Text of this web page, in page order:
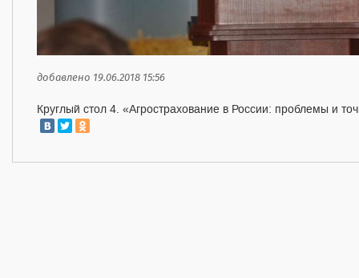
добавлено 19.06.2018 15:56
Круглый стол 4. «Агрострахование в России: проблемы и